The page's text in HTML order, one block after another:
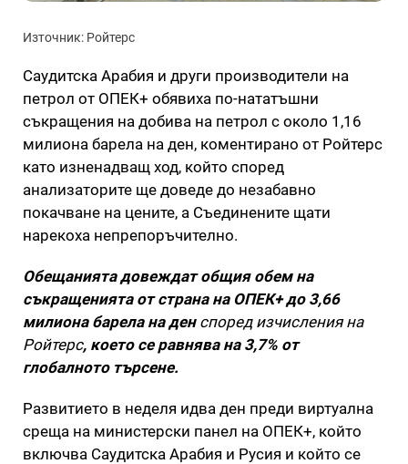
Източник: Ройтерс
Саудитска Арабия и други производители на
петрол от ОПЕК+ обявиха по-нататъшни
съкращения на добива на петрол с около 1,16
милиона барела на ден, коментирано от Ройтерс
като изненадващ ход, който според
анализаторите ще доведе до незабавно
покачване на цените, а Съединените щати
нарекоха непрепоръчително.
Обещанията довеждат общия обем на
съкращенията от страна на ОПЕК+ до 3,66
милиона барела на денспоред изчисления на
Ройтерс, което се равнява на 3,7% от
глобалното търсене.
Развитието в неделя идва ден преди виртуална
среща на министерски панел на ОПЕК+, който
включва Саудитска Арабия и Русия и който се